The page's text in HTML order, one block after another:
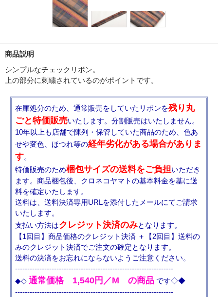
商品説明
シンプルなチェックリボン。
上の部分に刺繍されているのがポイントです。
在庫処分のため、通常販売をしていたリボンを残り丸
ごと特価販売いたします。分割販売はいたしません。
10年以上も店舗で陳列・保管していた商品のため、色あ
せや変色、ほつれ等の経年劣化がある場合がありま
す。
特価販売のため梱包サイズの送料をご負担いただき
ます。商品梱包後、クロネコヤマトの基本料金を基に送
料を確定いたします。
送料は、送料決済専用URLを添付したメールにてご請求
いたします。
支払い方法はクレジット決済のみとなります。
【1回目】商品価格のクレジット決済 ＋【2回目】送料の
みのクレジット決済でご注文の確定となります。
送料の決済をお忘れにならないようご注意ください。
-----------------------------------------------------------------
◆◇ 通常価格 1,540円／M の商品です◇◆
-----------------------------------------------------------------